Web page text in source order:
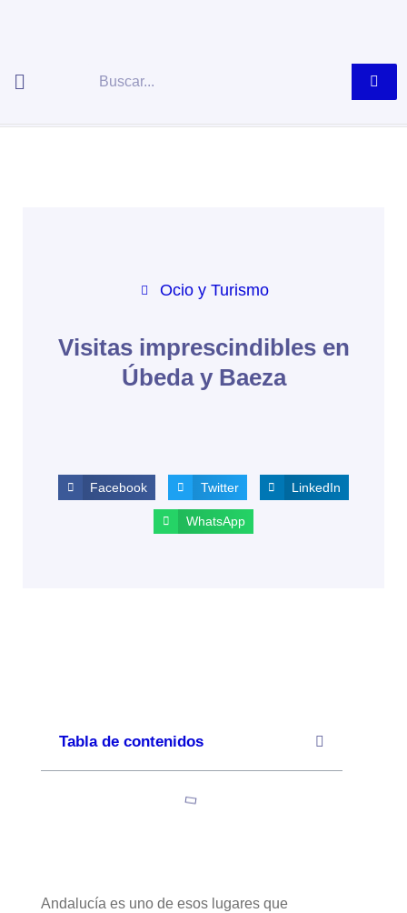
Buscar
Ocio y Turismo
Visitas imprescindibles en
Úbeda y Baeza
Facebook Twitter LinkedIn
WhatsApp
Tabla de contenidos
Andalucía es uno de esos lugares que